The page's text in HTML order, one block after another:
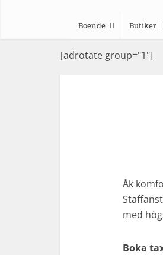
Boende Butiker
[adrotate group="1"]
Åk
med
Boka